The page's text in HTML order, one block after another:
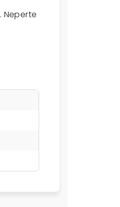
. Neperte